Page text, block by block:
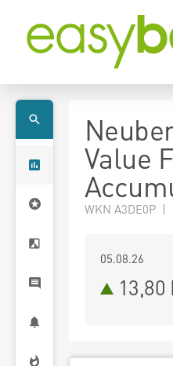
Value
WKN A3DE0P |
05.08.26
13,80